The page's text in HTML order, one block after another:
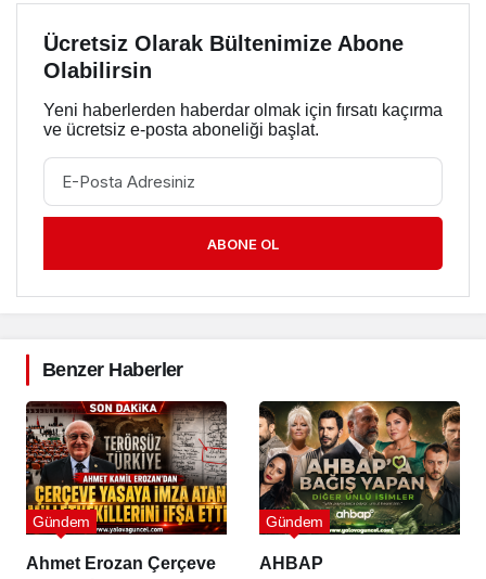
Ücretsiz Olarak Bültenimize Abone
Olabilirsin
Yeni haberlerden haberdar olmak için fırsatı kaçırma
ve ücretsiz e-posta aboneliği başlat.
ABONE OL
Benzer Haberler
Ahmet Erozan Çerçeve
Gündem
AHBAP
Gündem